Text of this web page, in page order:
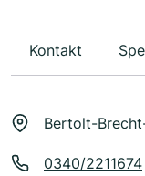
Kontakt
Bertolt-
0340/2211674